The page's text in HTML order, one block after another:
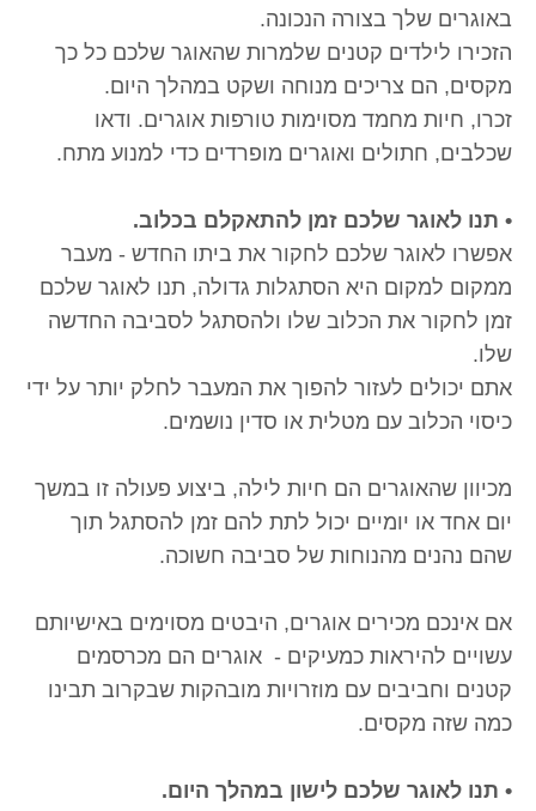
באוגרים שלך בצורה הנכונה.
הזכירו לילדים קטנים שלמרות שהאוגר שלכם כל כך
מקסים, הם צריכים מנוחה ושקט במהלך היום.
זכרו, חיות מחמד מסוימות טורפות אוגרים. ודאו
שכלבים, חתולים ואוגרים מופרדים כדי למנוע מתח.
• תנו לאוגר שלכם זמן להתאקלם בכלוב.
אפשרו לאוגר שלכם לחקור את ביתו החדש - מעבר
ממקום למקום היא הסתגלות גדולה, תנו לאוגר שלכם
זמן לחקור את הכלוב שלו ולהסתגל לסביבה החדשה
שלו.
אתם יכולים לעזור להפוך את המעבר לחלק יותר על ידי
כיסוי הכלוב עם מטלית או סדין נושמים.
מכיוון שהאוגרים הם חיות לילה, ביצוע פעולה זו במשך
יום אחד או יומיים יכול לתת להם זמן להסתגל תוך
שהם נהנים מהנוחות של סביבה חשוכה.
אם אינכם מכירים אוגרים, היבטים מסוימים באישיותם
עשויים להיראות כמעיקים - אוגרים הם מכרסמים
קטנים וחביבים עם מוזרויות מובהקות שבקרוב תבינו
כמה שזה מקסים.
• תנו לאוגר שלכם לישון במהלך היום.